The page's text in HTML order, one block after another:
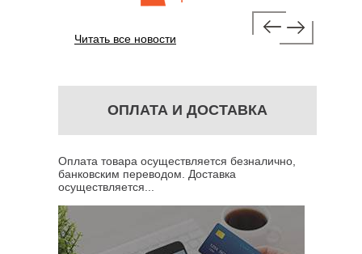
Читать все новости
ОПЛАТА И ДОСТАВКА
Оплата товара осуществляется безналично,
банковским переводом. Доставка
осуществляется...